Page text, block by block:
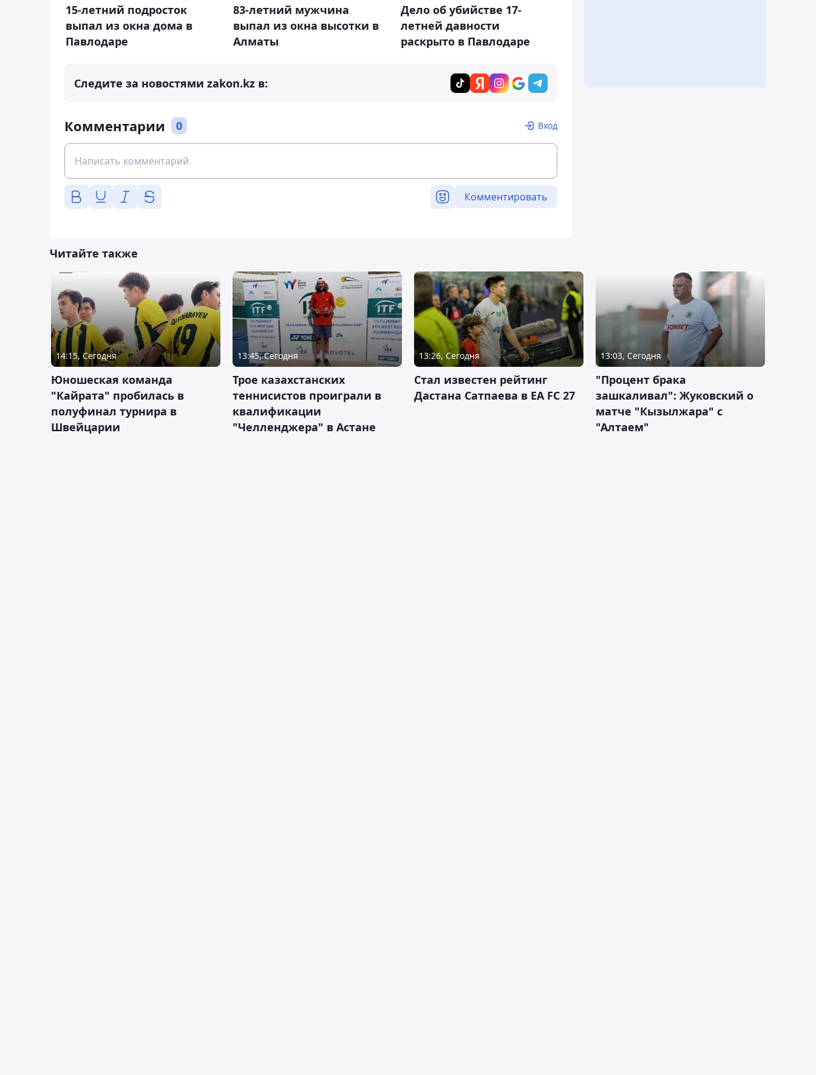
15-летний подросток
выпал из окна дома в
Павлодаре
83-летний мужчина
выпал из окна высотки в
Алматы
Дело об убийстве 17-
летней давности
раскрыто в Павлодаре
Следите за новостями zakon.kz в:
Комментарии 0 Вход
Комментировать
Читайте также
14:15, Сегодня
Юношеская команда
"Кайрата" пробилась в
полуфинал турнира в
Швейцарии
13:45, Сегодня
Трое казахстанских
теннисистов проиграли в
квалификации
"Челленджера" в Астане
13:26, Сегодня
Стал известен рейтинг
Дастана Сатпаева в EA FC 27
13:03, Сегодня
"Процент брака
зашкаливал": Жуковский о
матче "Кызылжара" с
"Алтаем"